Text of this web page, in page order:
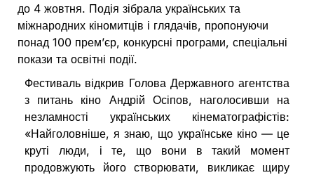
до 4 жовтня. Подія зібрала українських та
міжнародних кіномитців і глядачів, пропонуючи
понад 100 прем’єр, конкурсні програми, спеціальні
покази та освітні події.
Фестиваль відкрив Голова Державного агентства
з питань кіно Андрій Осіпов, наголосивши на
незламності українських кінематографістів:
«Найголовніше, я знаю, що українське кіно — це
круті люди, і те, що вони в такий момент
продовжують його створювати, викликає щиру